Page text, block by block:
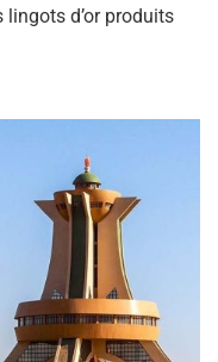
lingots d’or produits